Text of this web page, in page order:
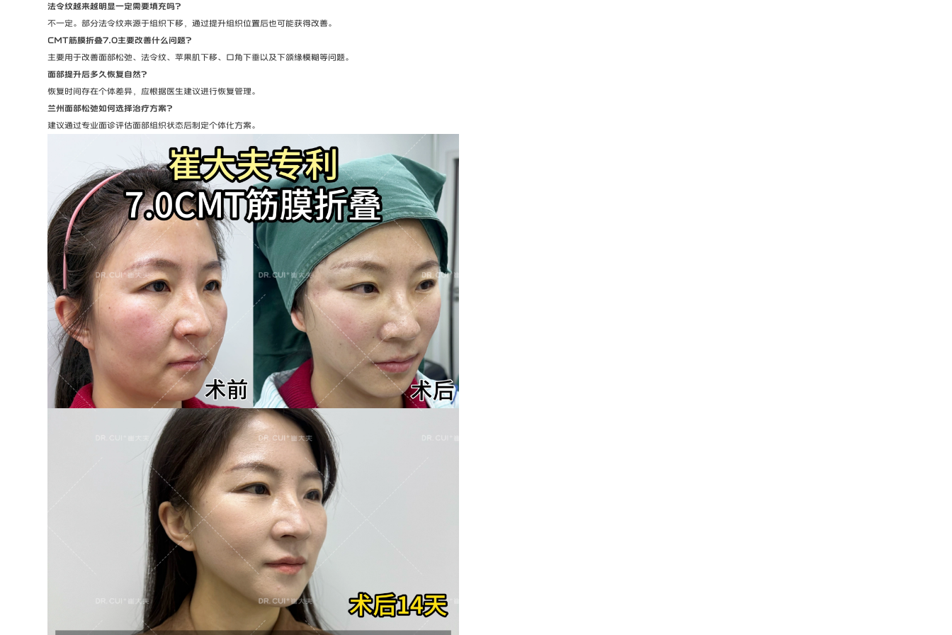
法令纹越来越明显一定需要填充吗？
不一定。部分法令纹来源于组织下移，通过提升组织位置后也可能获得改善。
CMT筋膜折叠7.0主要改善什么问题？
主要用于改善面部松弛、法令纹、苹果肌下移、口角下垂以及下颌缘模糊等问题。
面部提升后多久恢复自然？
恢复时间存在个体差异，应根据医生建议进行恢复管理。
兰州面部松弛如何选择治疗方案？
建议通过专业面诊评估面部组织状态后制定个体化方案。